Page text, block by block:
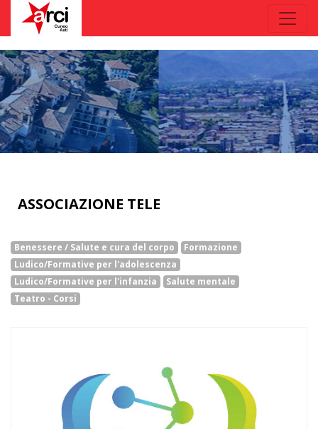
ASSOCIAZIONE TELE
Benessere / Salute e cura del corpo
Formazione
Ludico/Formative per l'adolescenza
Ludico/Formative per l'infanzia
Salute mentale
Teatro - Corsi